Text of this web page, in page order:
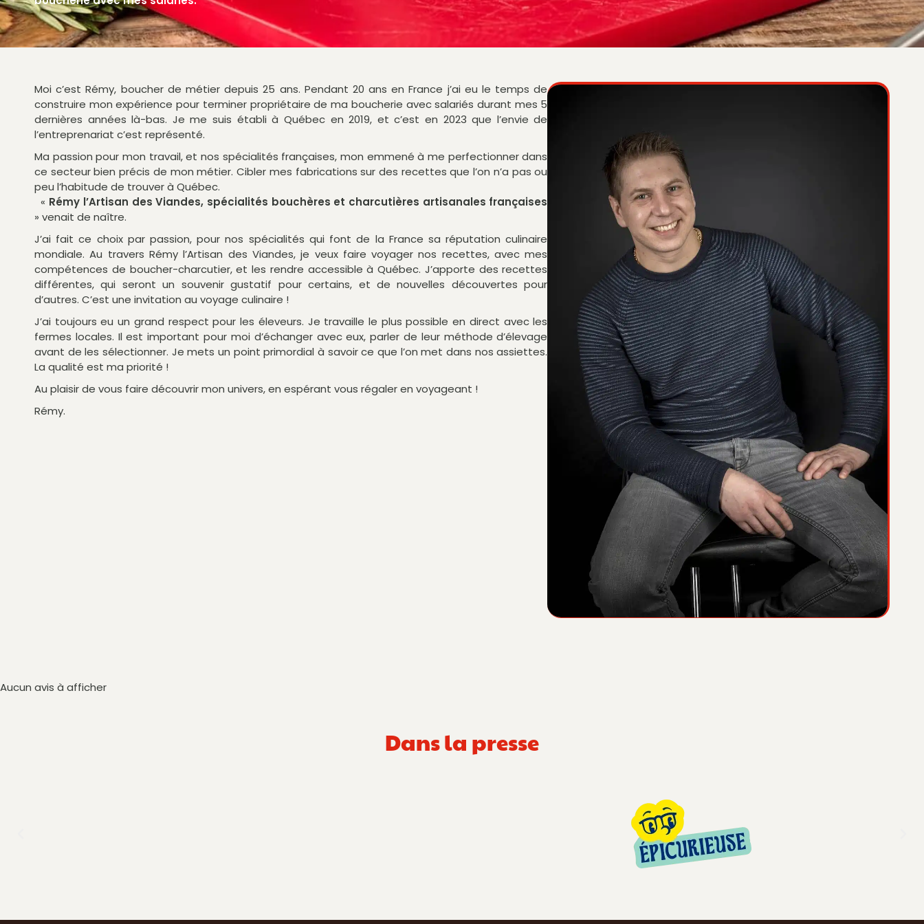
Moi c’est Rémy, boucher de métier depuis 25 ans. Pendant 20 ans en France j’ai eu le temps de
construire mon expérience pour terminer propriétaire de ma boucherie avec salariés durant mes 5
dernières années là-bas. Je me suis établi à Québec en 2019, et c’est en 2023 que l’envie de
l’entreprenariat c’est représenté.
Ma passion pour mon travail, et nos spécialités françaises, mon emmené à me perfectionner dans
ce secteur bien précis de mon métier. Cibler mes fabrications sur des recettes que l’on n’a pas ou
peu l’habitude de trouver à Québec.
« Rémy l’Artisan des Viandes, spécialités bouchères et charcutières artisanales françaises
» venait de naître.
J’ai fait ce choix par passion, pour nos spécialités qui font de la France sa réputation culinaire
mondiale. Au travers Rémy l’Artisan des Viandes, je veux faire voyager nos recettes, avec mes
compétences de boucher-charcutier, et les rendre accessible à Québec. J’apporte des recettes
différentes, qui seront un souvenir gustatif pour certains, et de nouvelles découvertes pour
d’autres. C’est une invitation au voyage culinaire !
J’ai toujours eu un grand respect pour les éleveurs. Je travaille le plus possible en direct avec les
fermes locales. Il est important pour moi d’échanger avec eux, parler de leur méthode d’élevage
avant de les sélectionner. Je mets un point primordial à savoir ce que l’on met dans nos assiettes.
La qualité est ma priorité !
Au plaisir de vous faire découvrir mon univers, en espérant vous régaler en voyageant !
Rémy.
Aucun avis à afficher
Dans la presse